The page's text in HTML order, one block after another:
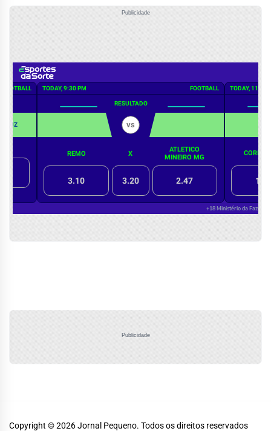
Publicidade
Publicidade
Copyright © 2026Jornal Pequeno. Todos os direitos reservados